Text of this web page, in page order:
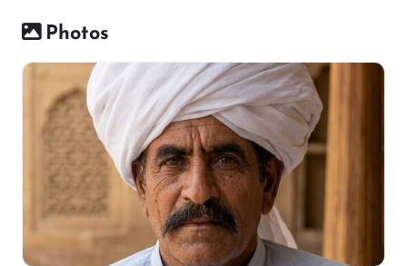
Photos